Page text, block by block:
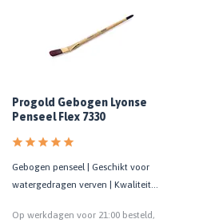
Progold Gebogen Lyonse
Penseel Flex 7330
Gebogen penseel | Geschikt voor
watergedragen verven | Kwaliteit
Op werkdagen voor 21:00 besteld,